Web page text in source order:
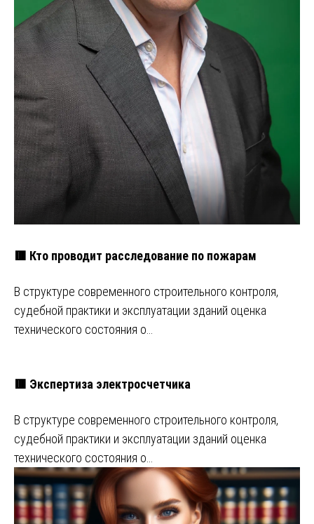
🟥 Кто проводит расследование по пожарам
В структуре современного строительного контроля,
судебной практики и эксплуатации зданий оценка
технического состояния о…
🟥 Экспертиза электросчетчика
В структуре современного строительного контроля,
судебной практики и эксплуатации зданий оценка
технического состояния о…